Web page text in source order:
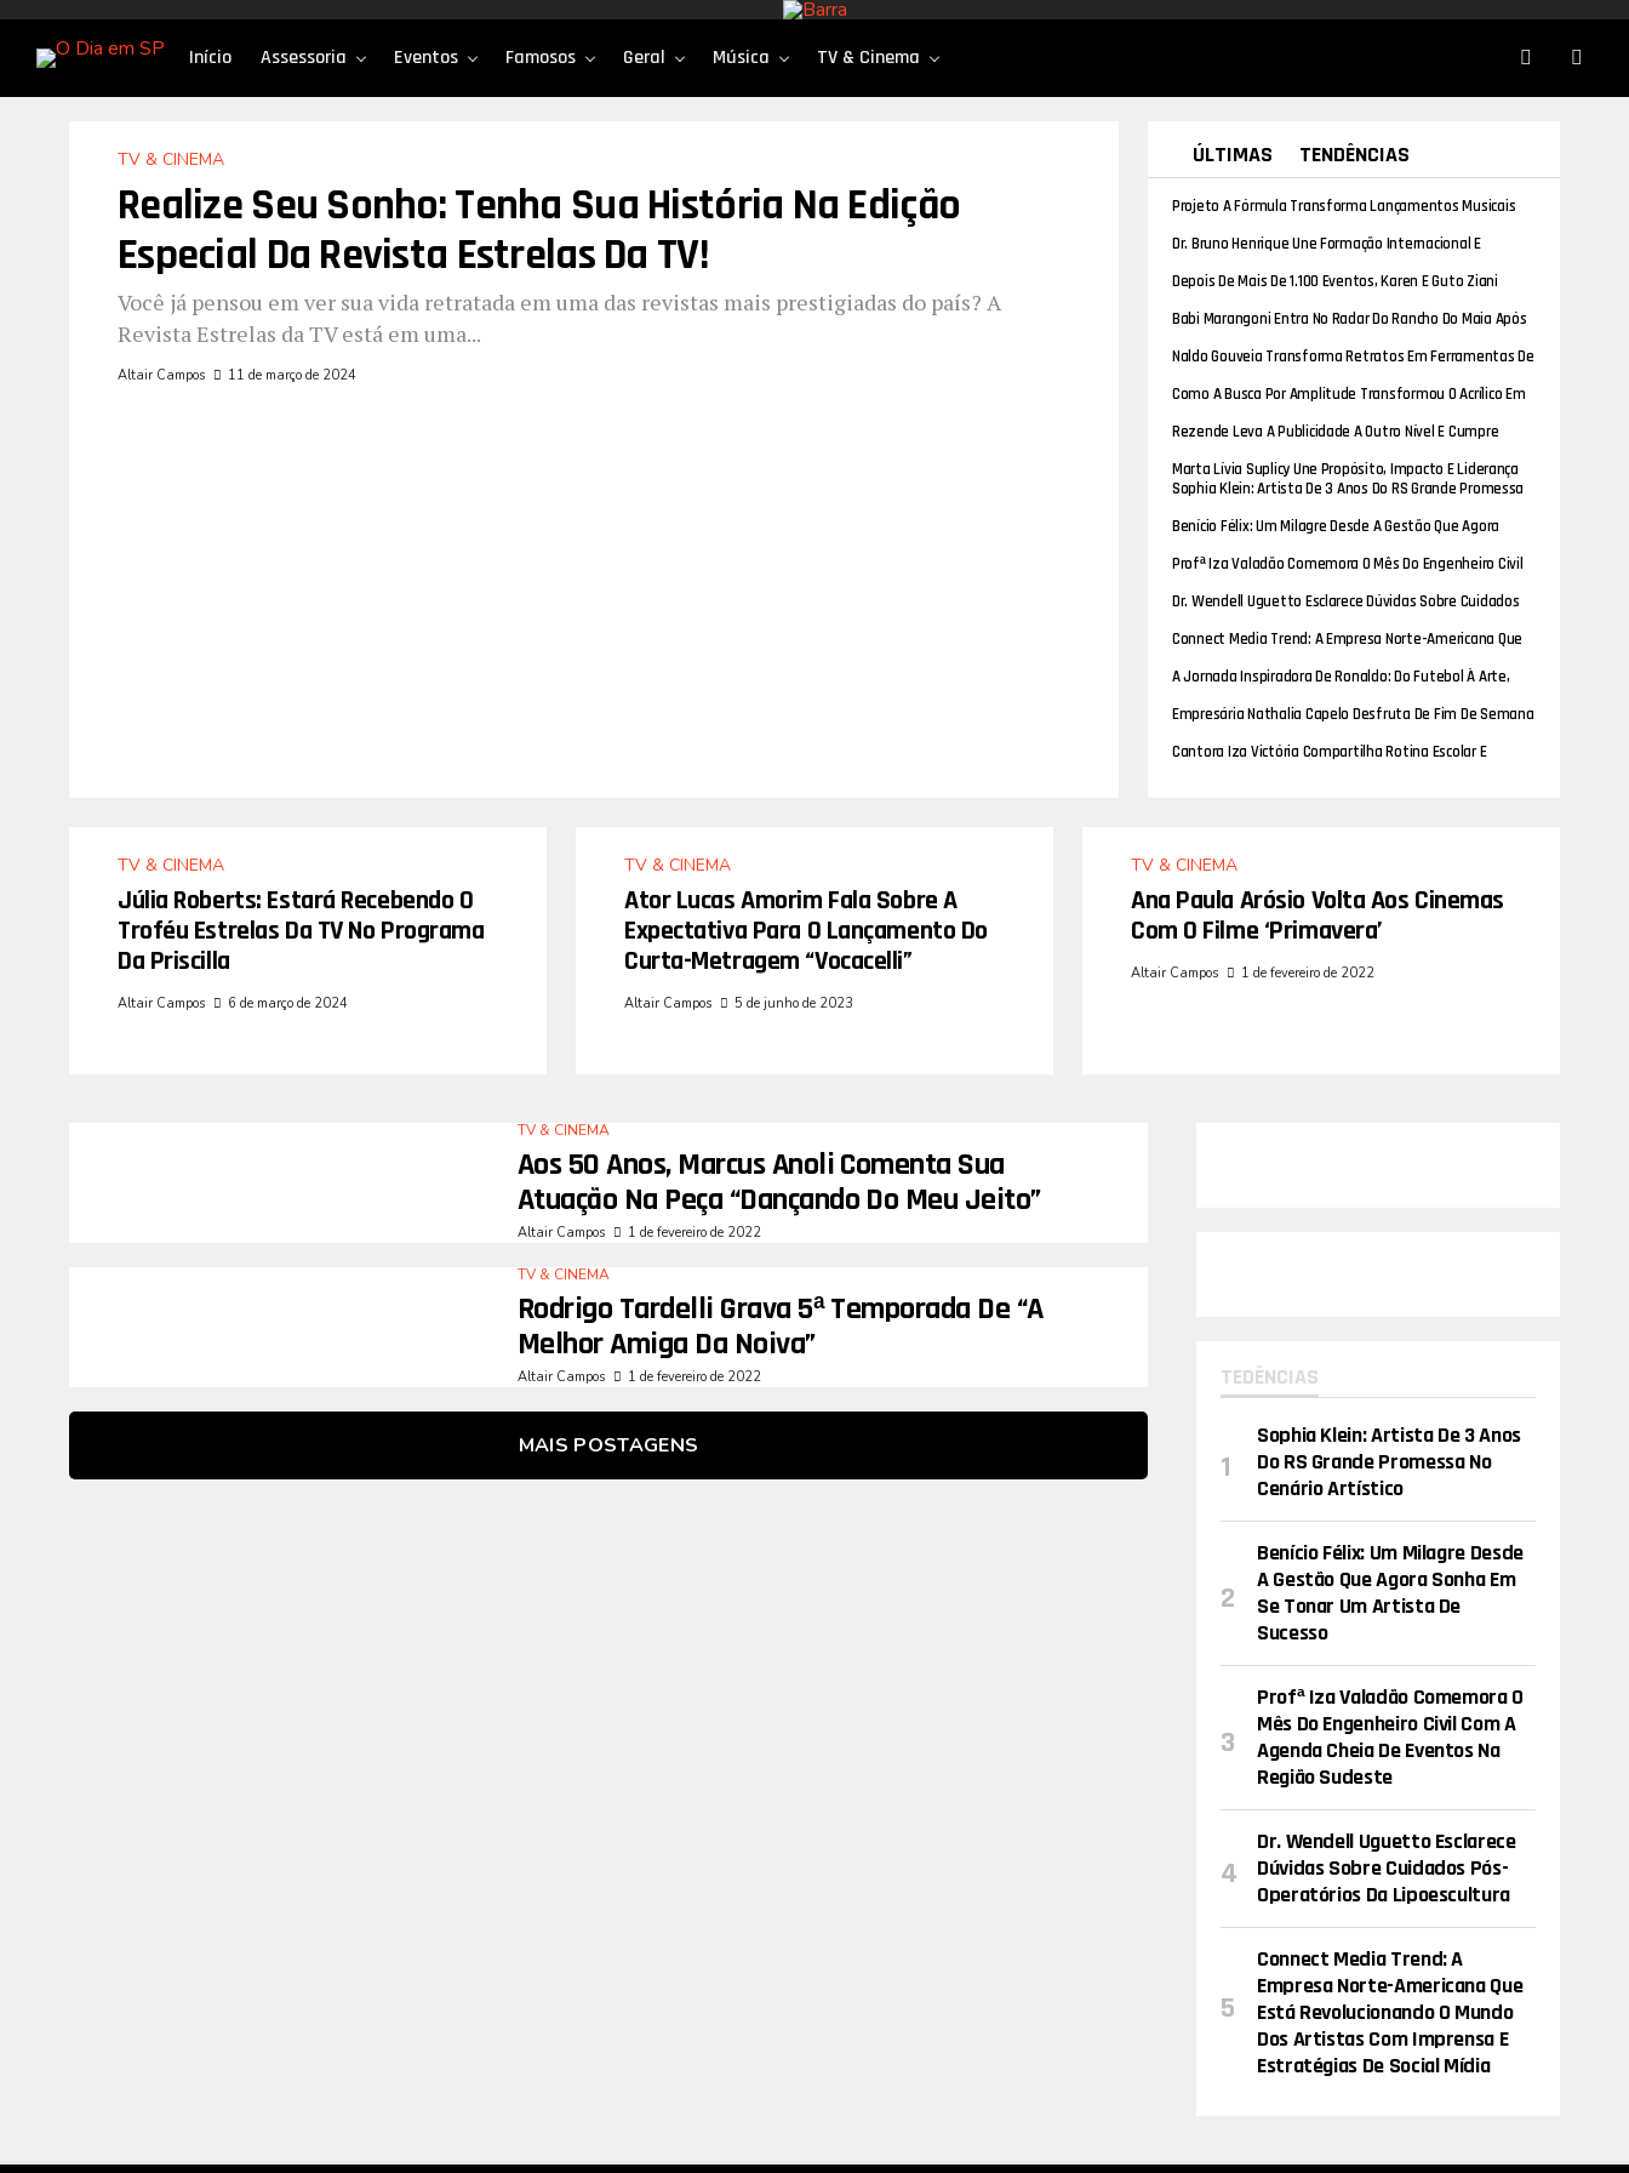
Início Assessoria Eventos Famosos Geral Música TV & Cinema
TV & CINEMA
Realize Seu Sonho: Tenha Sua História Na Edição
Especial Da Revista Estrelas Da TV!
Você já pensou em ver sua vida retratada em uma das revistas mais prestigiadas do país? A
Revista Estrelas da TV está em uma...
Altair Campos 11 de março de 2024
TV & CINEMA
Júlia Roberts: Estará Recebendo O
Troféu Estrelas Da TV No Programa
Da Priscilla
Altair Campos 6 de março de 2024
TV & CINEMA
Ator Lucas Amorim Fala Sobre A
Expectativa Para O Lançamento Do
Curta-Metragem “Vocacelli”
Altair Campos 5 de junho de 2023
TV & CINEMA
Ana Paula Arósio Volta Aos Cinemas
Com O Filme ‘Primavera’
Altair Campos 1 de fevereiro de 2022
ÚLTIMAS TENDÊNCIAS
Projeto A Fórmula Transforma Lançamentos Musicais
Dr. Bruno Henrique Une Formação Internacional E
Disfunções Da Coluna
Depois De Mais De 1.100 Eventos, Karen E Guto Ziani
Babi Marangoni Entra No Radar Do Rancho Do Maia Após
Naldo Gouveia Transforma Retratos Em Ferramentas De
Como A Busca Por Amplitude Transformou O Acrílico Em
Rezende Leva A Publicidade A Outro Nível E Cumpre
Marta Lívia Suplicy Une Propósito, Impacto E Liderança
Na Programação Internacional Do Desert Women
Sophia Klein: Artista De 3 Anos Do RS Grande Promessa
Benício Félix: Um Milagre Desde A Gestão Que Agora
Profª Iza Valadão Comemora O Mês Do Engenheiro Civil
Dr. Wendell Uguetto Esclarece Dúvidas Sobre Cuidados
Connect Media Trend: A Empresa Norte-Americana Que
Imprensa E Estratégias De Social Mídia
A Jornada Inspiradora De Ronaldo: Do Futebol À Arte,
Empresária Nathalia Capelo Desfruta De Fim De Semana
Cantora Iza Victória Compartilha Rotina Escolar E
TV & CINEMA
Aos 50 Anos, Marcus Anoli Comenta Sua
Atuação Na Peça “Dançando Do Meu Jeito”
Altair Campos 1 de fevereiro de 2022
TV & CINEMA
Rodrigo Tardelli Grava 5ª Temporada De “A
Melhor Amiga Da Noiva”
Altair Campos 1 de fevereiro de 2022
MAIS POSTAGENS
TEDÊNCIAS
Sophia Klein: Artista De 3 Anos
Do RS Grande Promessa No
Cenário Artístico
Benício Félix: Um Milagre Desde
A Gestão Que Agora Sonha Em
Se Tonar Um Artista De
Sucesso
Profª Iza Valadão Comemora O
Mês Do Engenheiro Civil Com A
Agenda Cheia De Eventos Na
Região Sudeste
Dr. Wendell Uguetto Esclarece
Dúvidas Sobre Cuidados Pós-
Operatórios Da Lipoescultura
Connect Media Trend: A
Empresa Norte-Americana Que
Está Revolucionando O Mundo
Dos Artistas Com Imprensa E
Estratégias De Social Mídia